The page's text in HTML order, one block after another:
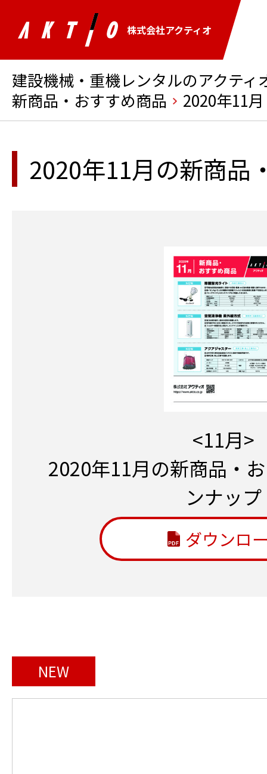
株式会社アクティオ
建設機械・重機レンタルのアクティ
新商品・おすすめ商品
2020年11月
2020年11月の新商品
<11月>
2020年11月の新商品・
ンナップ
ダウンロ
NEW